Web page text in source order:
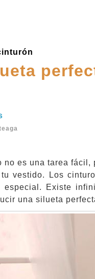
es una tarea
vestido. Los
Existe
una silueta